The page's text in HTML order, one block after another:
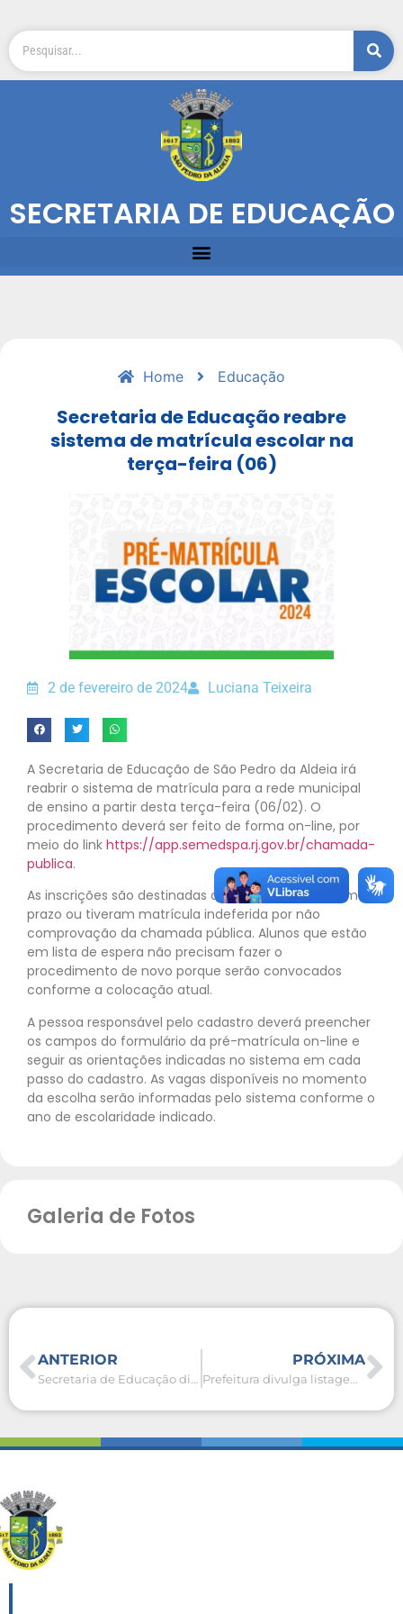
SECRETARIA DE EDUCAÇÃO
Home Educação
Secretaria de Educação reabre
sistema de matrícula escolar na
terça-feira (06)
2 de fevereiro de 2024 Luciana Teixeira
A Secretaria de Educação de São Pedro da Aldeia irá
reabrir o sistema de matrícula para a rede municipal
de ensino a partir desta terça-feira (06/02). O
procedimento deverá ser feito de forma on-line, por
meio do link https://app.semedspa.rj.gov.br/chamada-
publica.
As inscrições são destinadas a alunos que perderam o
prazo ou tiveram matrícula indeferida por não
comprovação da chamada pública. Alunos que estão
em lista de espera não precisam fazer o
procedimento de novo porque serão convocados
conforme a colocação atual.
A pessoa responsável pelo cadastro deverá preencher
os campos do formulário da pré-matrícula on-line e
seguir as orientações indicadas no sistema em cada
passo do cadastro. As vagas disponíveis no momento
da escolha serão informadas pelo sistema conforme o
ano de escolaridade indicado.
Galeria de Fotos
ANTERIOR
Secretaria de Educação divulga errata do Processo Seletivo Simplificado
PRÓXIMA
Prefeitura divulga listagem complementar da prova dissertativa do Concurso Público para cargos na Educação